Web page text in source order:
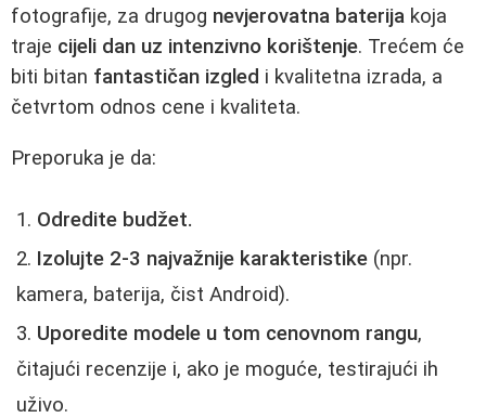
fotografije, za drugog nevjerovatna baterija koja
traje cijeli dan uz intenzivno korištenje. Trećem će
biti bitan fantastičan izgled i kvalitetna izrada, a
četvrtom odnos cene i kvaliteta.
Preporuka je da:
Odredite budžet.
Izolujte 2-3 najvažnije karakteristike (npr.
kamera, baterija, čist Android).
Uporedite modele u tom cenovnom rangu,
čitajući recenzije i, ako je moguće, testirajući ih
uživo.